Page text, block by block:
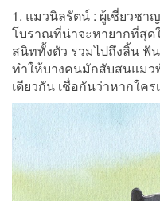
1. แมวนิลรัตน์ : ผู้เชี่ยวชา
โบราณที่น่าจะหายากที่สุด
สนิททั้งตัว รวมไปถึงลิ้น ฟั
ทำให้บางคนมักสับสนแม
เดียวกัน เชื่อกันว่าหากใค